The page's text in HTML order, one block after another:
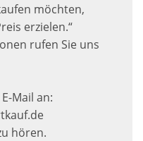
möchten,
erzielen.“
rufen Sie uns
Mail an:
hören.